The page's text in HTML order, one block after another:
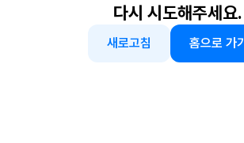
다시 시도해주세요.
새로고침 홈으로 가기